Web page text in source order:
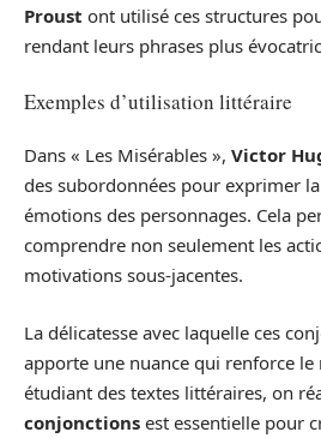
Proust ont utilisé ces structures
rendant leurs phrases plus
Exemples d’utilisation littéraire
Dans « Les Misérables », Victor
des subordonnées pour exprimer
émotions des personnages. Cela
comprendre non seulement les
motivations sous-jacentes.
La délicatesse avec laquelle ces
apporte une nuance qui renforce le
étudiant des textes littéraires, on
conjonctions est essentielle pour